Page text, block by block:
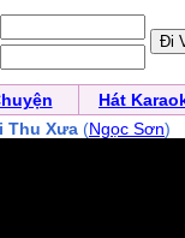
Hát
Thu Xưa (Ngọc Sơn)